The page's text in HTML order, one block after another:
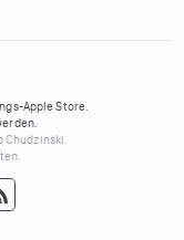
Apple Store.
Chudzinski.